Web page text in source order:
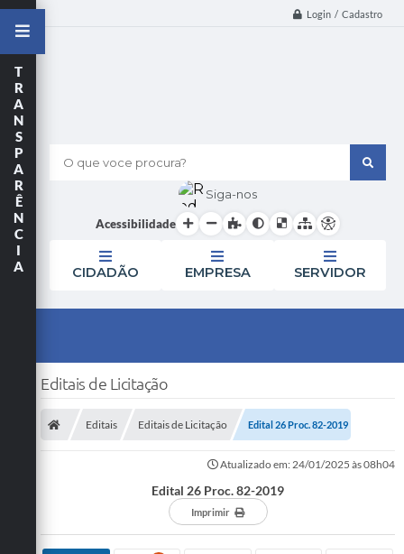
Login / Cadastro
O que voce procura?
Siga-nos
Acessibilidade
CIDADÃO EMPRESA SERVIDOR
T
R
A
N
S
P
A
R
Ê
N
C
I
A
Editais de Licitação
Editais Editais de Licitação Edital 26 Proc. 82-2019
Atualizado em: 24/01/2025 às 08h04
Edital 26 Proc. 82-2019
Imprimir